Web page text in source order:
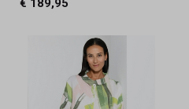
€ 189,95